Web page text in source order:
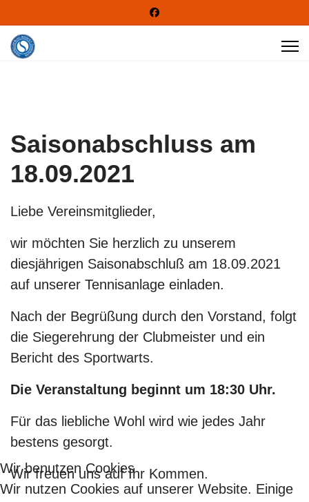
Saisonabschluss am
18.09.2021
Liebe Vereinsmitglieder,
wir möchten Sie herzlich zu unserem
diesjährigen Saisonabschluß am 18.09.2021
auf unserer Tennisanlage einladen.
Nach der Begrüßung durch den Vorstand, folgt
die Siegerehrung der Clubmeister und ein
Bericht des Sportwarts.
Die Veranstaltung beginnt um 18:30 Uhr.
Für das liebliche Wohl wird wie jedes Jahr
bestens gesorgt.
Wir freuen uns auf Ihr Kommen.
Wir benutzen Cookies
Wir nutzen Cookies auf unserer Website. Einige